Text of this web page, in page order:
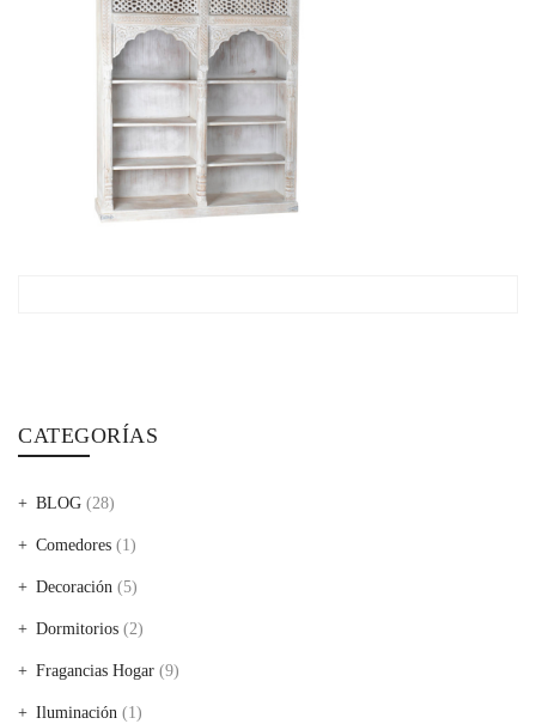
CATEGORÍAS
BLOG (28)
Comedores (1)
Decoración (5)
Dormitorios (2)
Fragancias Hogar (9)
Iluminación (1)